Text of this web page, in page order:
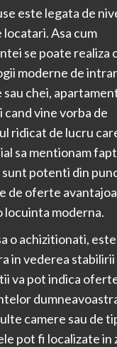
este legata de
Asa cum
se poate realiza
moderne de
chei,
vine vorba de
ridicat de lucru
sa mentionam
potenti din
de oferte
locuinta moderna.
o achizitionati, este
in vederea stabilirii
va pot indica
camere sau de
pot fi localizate in